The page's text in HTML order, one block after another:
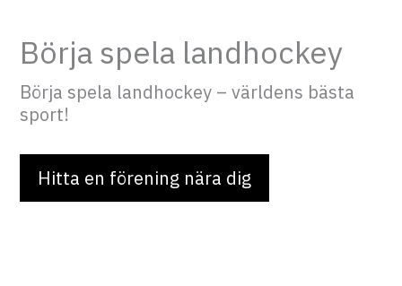
Börja spela landhockey
Börja spela landhockey – världens bästa
sport!
Hitta en förening nära dig